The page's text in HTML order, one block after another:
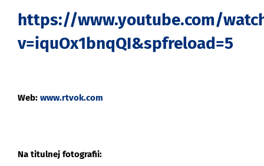
https://www.youtube.com/
v=iquOx1bnqQI&spfreload=5
Web: www.rtvok.com
Na titulnej fotografii: